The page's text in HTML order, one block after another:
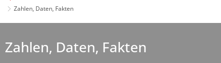
Zahlen, Daten, Fakten
Zahlen, Daten, Fakten